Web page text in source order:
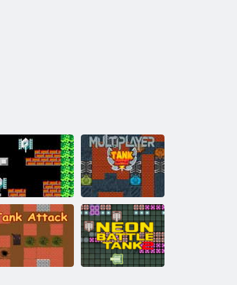
90 Battaglia di
carri armati
Battaglia di carri
armati
multiplayer